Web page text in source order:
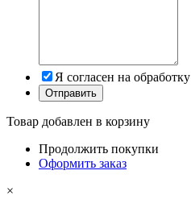
Я согласен на обработку
Товар добавлен в корзину
Продолжить покупки
Оформить заказ
×